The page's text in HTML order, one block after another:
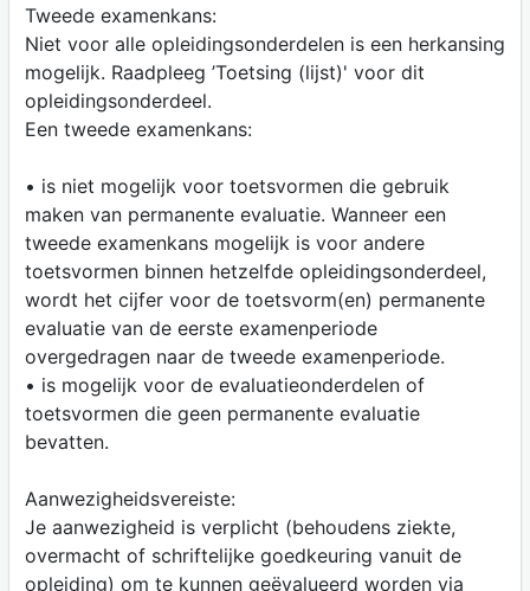
Tweede examenkans:
Niet voor alle opleidingsonderdelen is een herkansing
mogelijk. Raadpleeg ’Toetsing (lijst)' voor dit
opleidingsonderdeel.
Een tweede examenkans:
• is niet mogelijk voor toetsvormen die gebruik
maken van permanente evaluatie. Wanneer een
tweede examenkans mogelijk is voor andere
toetsvormen binnen hetzelfde opleidingsonderdeel,
wordt het cijfer voor de toetsvorm(en) permanente
evaluatie van de eerste examenperiode
overgedragen naar de tweede examenperiode.
• is mogelijk voor de evaluatieonderdelen of
toetsvormen die geen permanente evaluatie
bevatten.
Aanwezigheidsvereiste:
Je aanwezigheid is verplicht (behoudens ziekte,
overmacht of schriftelijke goedkeuring vanuit de
opleiding) om te kunnen geëvalueerd worden via